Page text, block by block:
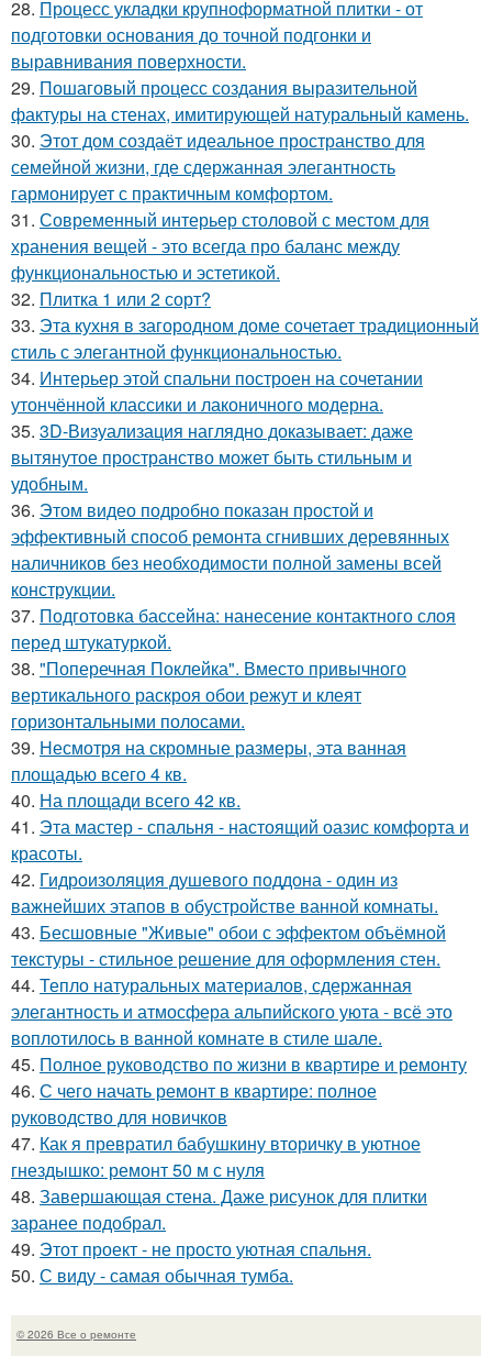
28. Процесс укладки крупноформатной плитки - от
подготовки основания до точной подгонки и
выравнивания поверхности.
29. Пошаговый процесс создания выразительной
фактуры на стенах, имитирующей натуральный камень.
30. Этот дом создаёт идеальное пространство для
семейной жизни, где сдержанная элегантность
гармонирует с практичным комфортом.
31. Современный интерьер столовой с местом для
хранения вещей - это всегда про баланс между
функциональностью и эстетикой.
32. Плитка 1 или 2 сорт?
33. Эта кухня в загородном доме сочетает традиционный
стиль с элегантной функциональностью.
34. Интерьер этой спальни построен на сочетании
утончённой классики и лаконичного модерна.
35. 3D-Визуализация наглядно доказывает: даже
вытянутое пространство может быть стильным и
удобным.
36. Этом видео подробно показан простой и
эффективный способ ремонта сгнивших деревянных
наличников без необходимости полной замены всей
конструкции.
37. Подготовка бассейна: нанесение контактного слоя
перед штукатуркой.
38. "Поперечная Поклейка". Вместо привычного
вертикального раскроя обои режут и клеят
горизонтальными полосами.
39. Несмотря на скромные размеры, эта ванная
площадью всего 4 кв.
40. На площади всего 42 кв.
41. Эта мастер - спальня - настоящий оазис комфорта и
красоты.
42. Гидроизоляция душевого поддона - один из
важнейших этапов в обустройстве ванной комнаты.
43. Бесшовные "Живые" обои с эффектом объёмной
текстуры - стильное решение для оформления стен.
44. Тепло натуральных материалов, сдержанная
элегантность и атмосфера альпийского уюта - всё это
воплотилось в ванной комнате в стиле шале.
45. Полное руководство по жизни в квартире и ремонту
46. С чего начать ремонт в квартире: полное
руководство для новичков
47. Как я превратил бабушкину вторичку в уютное
гнездышко: ремонт 50 м с нуля
48. Завершающая стена. Даже рисунок для плитки
заранее подобрал.
49. Этот проект - не просто уютная спальня.
50. С виду - самая обычная тумба.
© 2026 Все о ремонте